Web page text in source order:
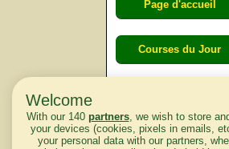
Page d'accueil
Courses du Jour
lendemain
Welcome
With our 140 partners, we wish to store
your devices (cookies, pixels in emails,
your personal data with our partners,